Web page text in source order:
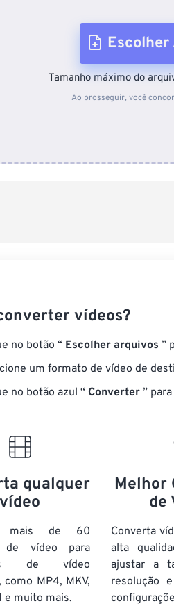
Do
Tamanho máximo do
Ao prosseguir, você
vídeos?
no botão “ Escolher arquivos ”
um formato de vídeo de
no botão azul “ Converter ”
qualquer
vídeo
mais de 60
de vídeo para
de vídeo
como MP4, MKV,
e muito mais.
Melhor
de
Converta
alta
ajustar a
resolução